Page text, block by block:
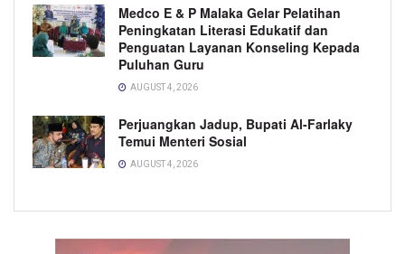
Medco E & P Malaka Gelar Pelatihan
Peningkatan Literasi Edukatif dan
Penguatan Layanan Konseling Kepada
Puluhan Guru
AUGUST 4, 2026
Perjuangkan Jadup, Bupati Al-Farlaky
Temui Menteri Sosial
AUGUST 4, 2026